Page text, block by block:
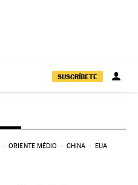
SUSCRÍBETE
ORIENTE MÉDIO CHINA EUA